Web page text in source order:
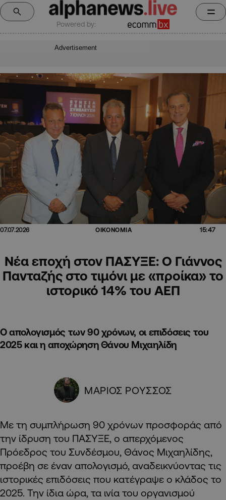
Powered by:
Advertisement
07.07.2026 ΟΙΚΟΝΟΜΙΑ 15:47
Νέα εποχή στον ΠΑΣΥΞΕ: Ο Γιάννος
Πανταζής στο τιμόνι με «προίκα» το
ιστορικό 14% του ΑΕΠ
Ο απολογισμός των 90 χρόνων, οι επιδόσεις του
2025 και η αποχώρηση Θάνου Μιχαηλίδη
ΜΑΡΙΟΣ ΡΟΥΣΣΟΣ
Με τη συμπλήρωση 90 χρόνων προσφοράς από
την ίδρυση του ΠΑΣΥΞΕ, ο απερχόμενος
Πρόεδρος του Συνδέσμου, Θάνος Μιχαηλίδης,
προέβη σε έναν απολογισμό, αναδεικνύοντας τις
ιστορικές επιδόσεις που κατέγραψε ο κλάδος το
2025. Την ίδια ώρα, τα ινία του οργανισμού